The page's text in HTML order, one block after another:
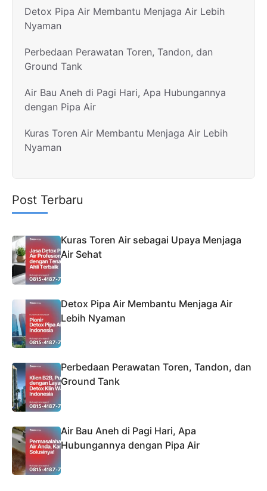
Detox Pipa Air Membantu Menjaga Air Lebih
Nyaman
Perbedaan Perawatan Toren, Tandon, dan
Ground Tank
Air Bau Aneh di Pagi Hari, Apa Hubungannya
dengan Pipa Air
Kuras Toren Air Membantu Menjaga Air Lebih
Nyaman
Post Terbaru
Kuras Toren Air sebagai Upaya Menjaga
Air Sehat
Detox Pipa Air Membantu Menjaga Air
Lebih Nyaman
Perbedaan Perawatan Toren, Tandon, dan
Ground Tank
Air Bau Aneh di Pagi Hari, Apa
Hubungannya dengan Pipa Air